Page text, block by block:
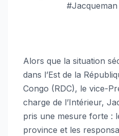
Alors que la situation
dans l’Est de la
Congo (RDC), le vice-
charge de l’Intérieur,
pris une mesure forte :
province et les